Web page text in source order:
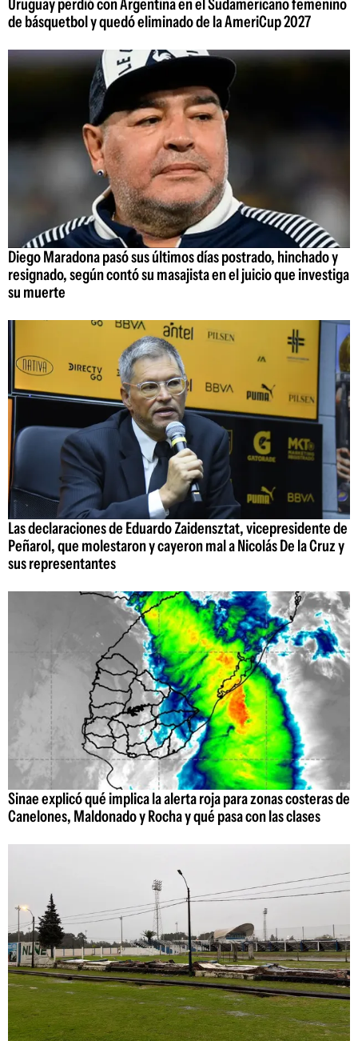
de básquetbol y quedó eliminado de la AmeriCup 2027
Diego Maradona pasó sus últimos días postrado, hinchado y
resignado, según contó su masajista en el juicio que investiga
su muerte
Las declaraciones de Eduardo Zaidensztat, vicepresidente de
Peñarol, que molestaron y cayeron mal a Nicolás De la Cruz y
sus representantes
Sinae explicó qué implica la alerta roja para zonas costeras de
Canelones, Maldonado y Rocha y qué pasa con las clases